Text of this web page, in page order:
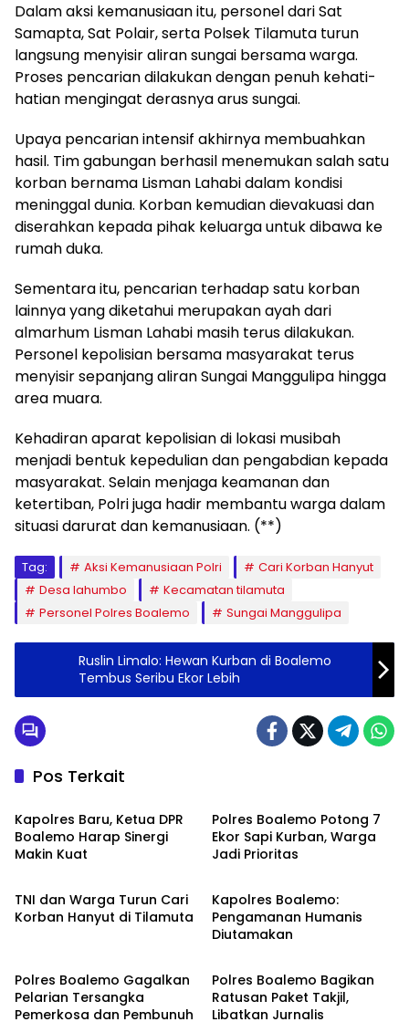
Dalam aksi kemanusiaan itu, personel dari Sat
Samapta, Sat Polair, serta Polsek Tilamuta turun
langsung menyisir aliran sungai bersama warga.
Proses pencarian dilakukan dengan penuh kehati-
hatian mengingat derasnya arus sungai.
Upaya pencarian intensif akhirnya membuahkan
hasil. Tim gabungan berhasil menemukan salah satu
korban bernama Lisman Lahabi dalam kondisi
meninggal dunia. Korban kemudian dievakuasi dan
diserahkan kepada pihak keluarga untuk dibawa ke
rumah duka.
Sementara itu, pencarian terhadap satu korban
lainnya yang diketahui merupakan ayah dari
almarhum Lisman Lahabi masih terus dilakukan.
Personel kepolisian bersama masyarakat terus
menyisir sepanjang aliran Sungai Manggulipa hingga
area muara.
Kehadiran aparat kepolisian di lokasi musibah
menjadi bentuk kepedulian dan pengabdian kepada
masyarakat. Selain menjaga keamanan dan
ketertiban, Polri juga hadir membantu warga dalam
situasi darurat dan kemanusiaan. (**)
Tag: Aksi Kemanusiaan Polri
Cari Korban Hanyut
Desa lahumbo
Kecamatan tilamuta
Personel Polres Boalemo
Sungai Manggulipa
Ruslin Limalo: Hewan Kurban di Boalemo
Tembus Seribu Ekor Lebih
Pos Terkait
Daerah
Kapolres Baru, Ketua DPR
Boalemo Harap Sinergi
Makin Kuat
Polres Boalemo Potong 7
Ekor Sapi Kurban, Warga
Jadi Prioritas
Boalemo
TNI dan Warga Turun Cari
Korban Hanyut di Tilamuta
Polres Boalemo
Kapolres Boalemo:
Pengamanan Humanis
Diutamakan
Polres Boalemo Gagalkan
Pelarian Tersangka
Pemerkosa dan Pembunuh
Daerah
Polres Boalemo Bagikan
Ratusan Paket Takjil,
Libatkan Jurnalis